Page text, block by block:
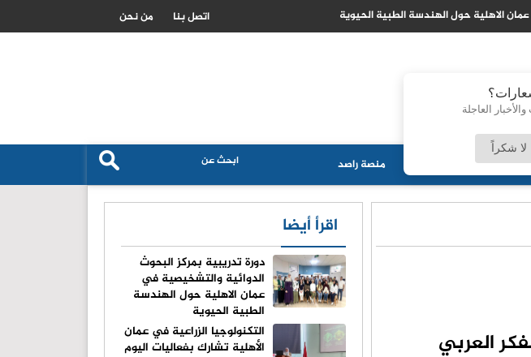
العاجلة
لا شكراً
اليوم العالمي لمكافحة التصحر والجفاف
هندسة عمان الأهلية تحصد المركز الأول بمسابقة مشاريع النقل والمرور
من نحن اتصل بنا
مجلس الأمة منصة راصد
العربي
اقرأ أيضا
دورة تدريبية بمركز البحوث
الدوائية والتشخيصية في
عمان الاهلية حول الهندسة
الطبية الحيوية
التكنولوجيا الزراعية في عمان
الأهلية تشارك بفعاليات اليوم